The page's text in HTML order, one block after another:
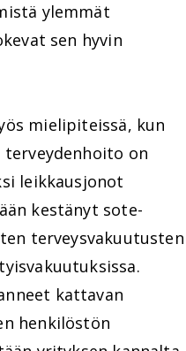
ylemmät
sen hyvin
mielipiteissä, kun
on
leikkausjonot
kestänyt sote-
terveysvakuutusten
kattavan
henkilöstön